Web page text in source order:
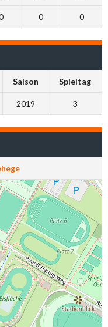
0 0
Saison Spieltag
2019 3